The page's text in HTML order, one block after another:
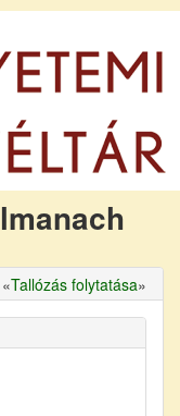
«Tallózás folytatása»